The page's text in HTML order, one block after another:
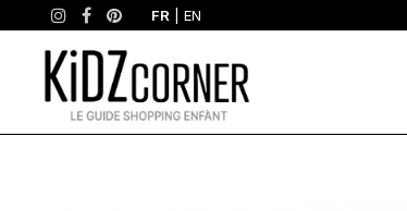
FR |EN